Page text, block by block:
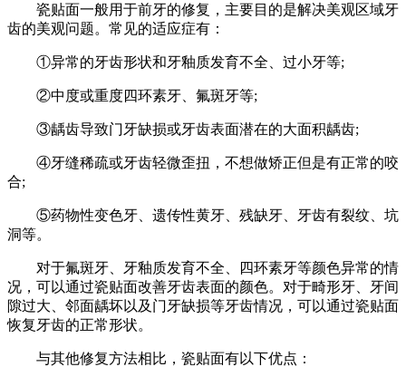
瓷贴面一般用于前牙的修复，主要目的是解决美观区域牙
齿的美观问题。常见的适应症有：
①异常的牙齿形状和牙釉质发育不全、过小牙等;
②中度或重度四环素牙、氟斑牙等;
③龋齿导致门牙缺损或牙齿表面潜在的大面积龋齿;
④牙缝稀疏或牙齿轻微歪扭，不想做矫正但是有正常的咬
合;
⑤药物性变色牙、遗传性黄牙、残缺牙、牙齿有裂纹、坑
洞等。
对于氟斑牙、牙釉质发育不全、四环素牙等颜色异常的情
况，可以通过瓷贴面改善牙齿表面的颜色。对于畸形牙、牙间
隙过大、邻面龋坏以及门牙缺损等牙齿情况，可以通过瓷贴面
恢复牙齿的正常形状。
与其他修复方法相比，瓷贴面有以下优点：